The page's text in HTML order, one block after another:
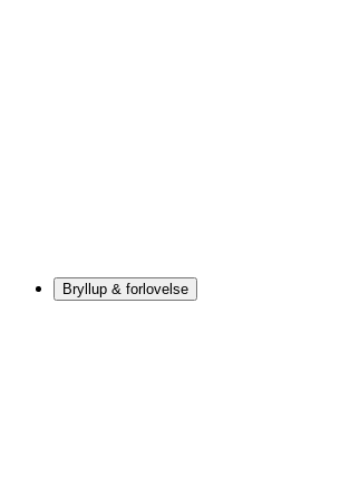
Bryllup & forlovelse